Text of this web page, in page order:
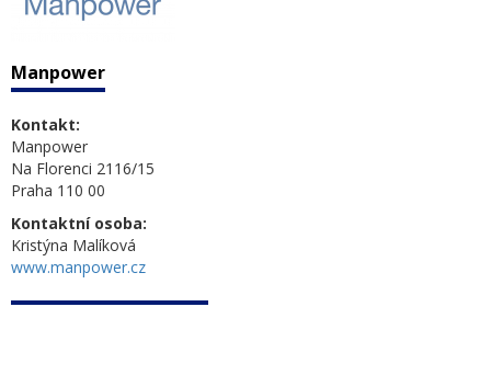
Manpower
Kontakt:
Manpower
Na Florenci 2116/15
Praha 110 00
Kontaktní osoba:
Kristýna Malíková
www.manpower.cz